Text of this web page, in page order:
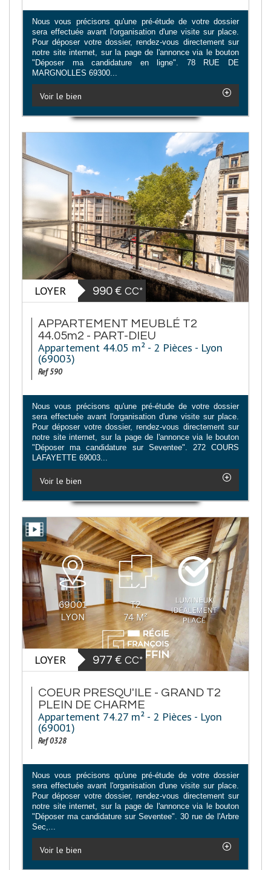
Nous vous précisons qu'une pré-étude de votre dossier
sera effectuée avant l'organisation d'une visite sur place.
Pour déposer votre dossier, rendez-vous directement sur
notre site internet, sur la page de l'annonce via le bouton
"Déposer ma candidature en ligne". 78 RUE DE
MARGNOLLES 69300...
Voir le bien
LOYER 990 € CC*
APPARTEMENT MEUBLÉ T2
44.05m2 - PART-DIEU
Appartement 44.05 m² - 2 Pièces - Lyon
(69003)
Ref 590
Nous vous précisons qu'une pré-étude de votre dossier
sera effectuée avant l'organisation d'une visite sur place.
Pour déposer votre dossier, rendez-vous directement sur
notre site internet, sur la page de l'annonce via le bouton
"Déposer ma candidature sur Seventee". 272 COURS
LAFAYETTE 69003...
Voir le bien
LOYER 977 € CC*
COEUR PRESQU'ILE - GRAND T2
PLEIN DE CHARME
Appartement 74.27 m² - 2 Pièces - Lyon
(69001)
Ref 0328
Nous vous précisons qu'une pré-étude de votre dossier
sera effectuée avant l'organisation d'une visite sur place.
Pour déposer votre dossier, rendez-vous directement sur
notre site internet, sur la page de l'annonce via le bouton
"Déposer ma candidature sur Seventee". 30 rue de l'Arbre
Sec,...
Voir le bien